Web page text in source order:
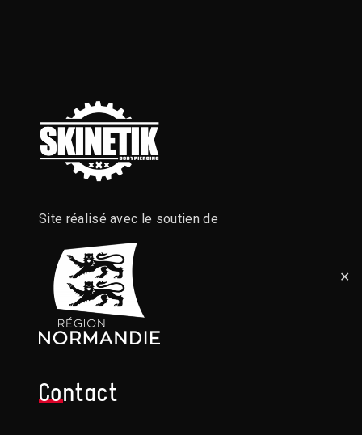
✕
Site réalisé avec le soutien de
Contact